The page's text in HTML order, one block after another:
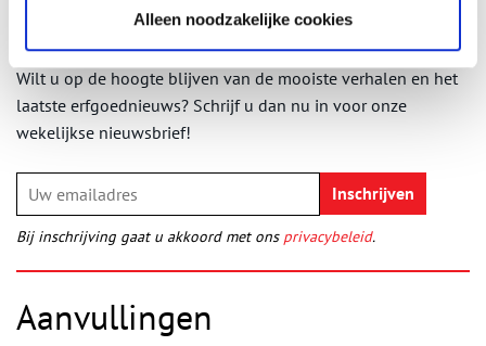
Alleen noodzakelijke cookies
Ontvang de nieuwsbrief
Wilt u op de hoogte blijven van de mooiste verhalen en het
laatste erfgoednieuws? Schrijf u dan nu in voor onze
wekelijkse nieuwsbrief!
Bij inschrijving gaat u akkoord met ons privacybeleid.
Aanvullingen